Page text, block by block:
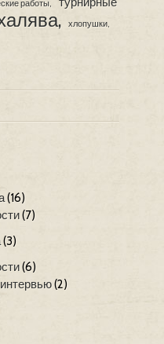
работы
хлопушки
(16)
(7)
(3)
(6)
(2)